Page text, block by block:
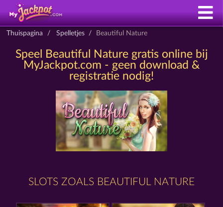
Thuispagina Spelletjes Beautiful Nature
Speel Beautiful Nature gratis online bij
MyJackpot.com - geen download &
registratie nodig!
SLOTS ZOALS BEAUTIFUL NATURE